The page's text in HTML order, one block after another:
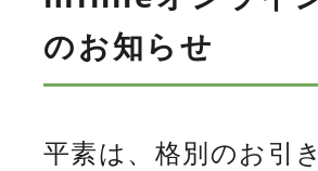
のお知らせ
平素は、格別のお引